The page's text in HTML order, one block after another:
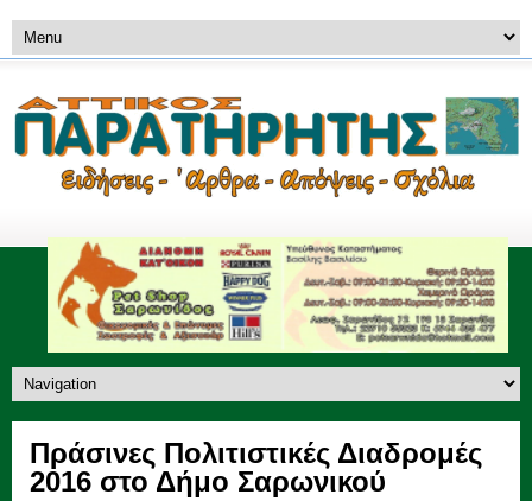
Πράσινες Πολιτιστικές Διαδρομές
2016 στο Δήμο Σαρωνικού